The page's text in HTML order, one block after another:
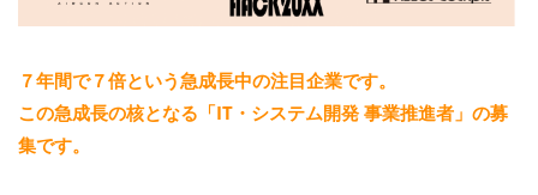
７年間で７倍という急成長中の注目企業です。
この急成長の核となる「IT・システム開発 事業推進者」の募
集です。